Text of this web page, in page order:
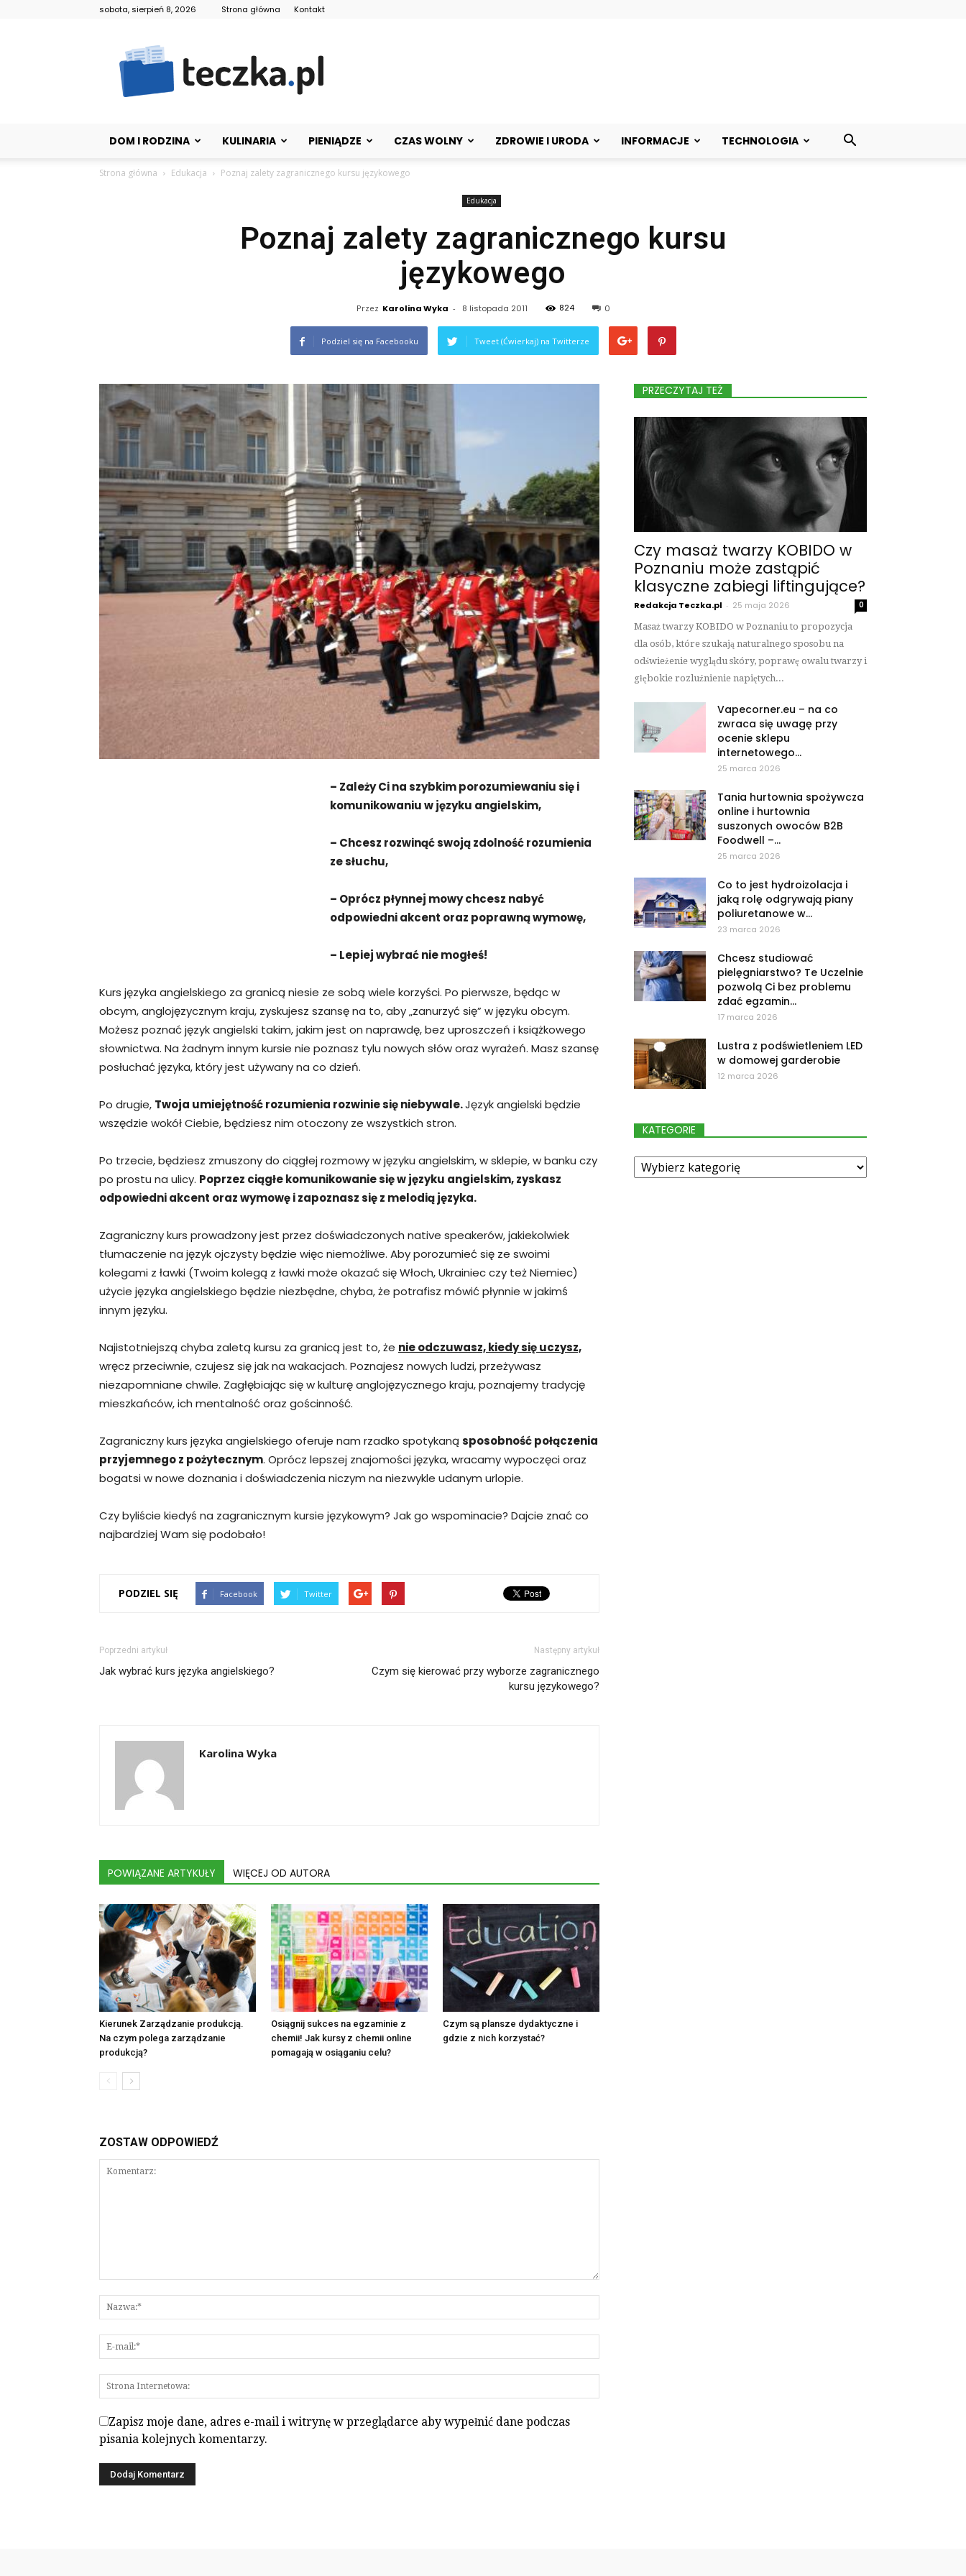
sobota, sierpień 8, 2026 Strona główna Kontakt
Teczka.pl
DOM I RODZINA KULINARIA PIENIĄDZE CZAS WOLNY ZDROWIE I URODA INFORMACJE TECHNOLOGIA
Strona główna Edukacja Poznaj zalety zagranicznego kursu językowego
Edukacja
Poznaj zalety zagranicznego kursu
językowego
Przez Karolina Wyka - 8 listopada 2011 824 0
Podziel się na Facebooku Tweet (Ćwierkaj) na Twitterze
– Zależy Ci na szybkim porozumiewaniu się i
komunikowaniu w języku angielskim,
– Chcesz rozwinąć swoją zdolność rozumienia
ze słuchu,
– Oprócz płynnej mowy chcesz nabyć
odpowiedni akcent oraz poprawną wymowę,
– Lepiej wybrać nie mogłeś!
Kurs języka angielskiego za granicą niesie ze sobą wiele korzyści. Po pierwsze, będąc w
obcym, anglojęzycznym kraju, zyskujesz szansę na to, aby „zanurzyć się” w języku obcym.
Możesz poznać język angielski takim, jakim jest on naprawdę, bez uproszczeń i książkowego
słownictwa. Na żadnym innym kursie nie poznasz tylu nowych słów oraz wyrażeń. Masz szansę
posłuchać języka, który jest używany na co dzień.
Po drugie, Twoja umiejętność rozumienia rozwinie się niebywale.Język angielski będzie
wszędzie wokół Ciebie, będziesz nim otoczony ze wszystkich stron.
Po trzecie, będziesz zmuszony do ciągłej rozmowy w języku angielskim, w sklepie, w banku czy
po prostu na ulicy. Poprzez ciągłe komunikowanie się w języku angielskim, zyskasz
odpowiedni akcent oraz wymowę i zapoznasz się z melodią języka.
Zagraniczny kurs prowadzony jest przez doświadczonych native speakerów, jakiekolwiek
tłumaczenie na język ojczysty będzie więc niemożliwe. Aby porozumieć się ze swoimi
kolegami z ławki (Twoim kolegą z ławki może okazać się Włoch, Ukrainiec czy też Niemiec)
użycie języka angielskiego będzie niezbędne, chyba, że potrafisz mówić płynnie w jakimś
innym języku.
Najistotniejszą chyba zaletą kursu za granicą jest to, że nie odczuwasz, kiedy się uczysz,
wręcz przeciwnie, czujesz się jak na wakacjach. Poznajesz nowych ludzi, przeżywasz
niezapomniane chwile. Zagłębiając się w kulturę anglojęzycznego kraju, poznajemy tradycję
mieszkańców, ich mentalność oraz gościnność.
Zagraniczny kurs języka angielskiego oferuje nam rzadko spotykaną sposobność połączenia
przyjemnego z pożytecznym. Oprócz lepszej znajomości języka, wracamy wypoczęci oraz
bogatsi w nowe doznania i doświadczenia niczym na niezwykle udanym urlopie.
Czy byliście kiedyś na zagranicznym kursie językowym? Jak go wspominacie? Dajcie znać co
najbardziej Wam się podobało!
PODZIEL SIĘ Facebook Twitter
Poprzedni artykuł
Jak wybrać kurs języka angielskiego?
Następny artykuł
Czym się kierować przy wyborze zagranicznego
kursu językowego?
Karolina Wyka
POWIĄZANE ARTYKUŁY WIĘCEJ OD AUTORA
Kierunek Zarządzanie produkcją.
Na czym polega zarządzanie
produkcją?
Osiągnij sukces na egzaminie z
chemii! Jak kursy z chemii online
pomagają w osiąganiu celu?
Czym są plansze dydaktyczne i
gdzie z nich korzystać?
ZOSTAW ODPOWIEDŹ
Zapisz moje dane, adres e-mail i witrynę w przeglądarce aby wypełnić dane podczas
pisania kolejnych komentarzy.
PRZECZYTAJ TEŻ
Czy masaż twarzy KOBIDO w
Poznaniu może zastąpić
klasyczne zabiegi liftingujące?
Redakcja Teczka.pl - 25 maja 2026
0
Masaż twarzy KOBIDO w Poznaniu to propozycja
dla osób, które szukają naturalnego sposobu na
odświeżenie wyglądu skóry, poprawę owalu twarzy i
głębokie rozluźnienie napiętych...
Vapecorner.eu – na co
zwraca się uwagę przy
ocenie sklepu
internetowego...
25 marca 2026
Tania hurtownia spożywcza
online i hurtownia
suszonych owoców B2B
Foodwell –...
25 marca 2026
Co to jest hydroizolacja i
jaką rolę odgrywają piany
poliuretanowe w...
23 marca 2026
Chcesz studiować
pielęgniarstwo? Te Uczelnie
pozwolą Ci bez problemu
zdać egzamin...
17 marca 2026
Lustra z podświetleniem LED
w domowej garderobie
12 marca 2026
KATEGORIE
Kategorie